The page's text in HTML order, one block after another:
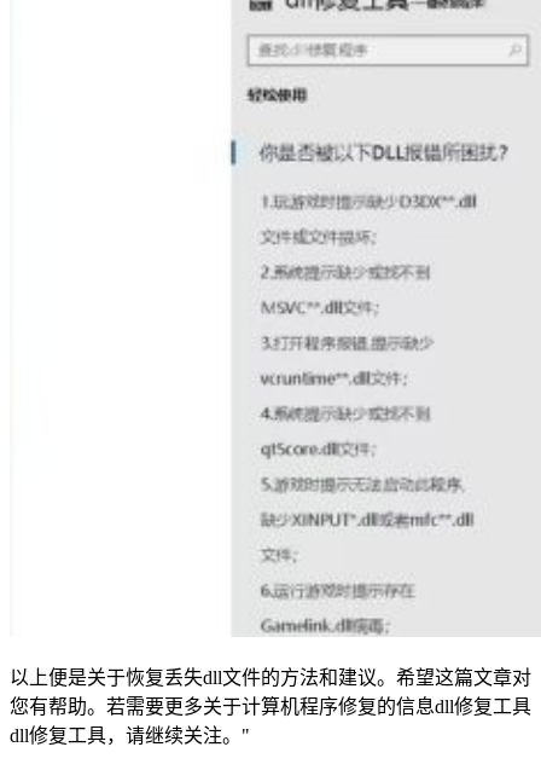
以上便是关于恢复丢失dll文件的方法和建议。希望这篇文章对
您有帮助。若需要更多关于计算机程序修复的信息dll修复工具
dll修复工具，请继续关注。"